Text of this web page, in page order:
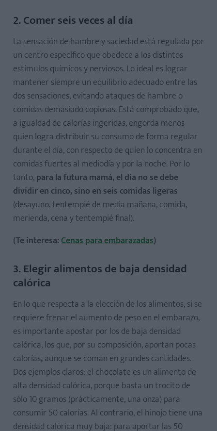
2. Comer seis veces al día
La sensación de hambre y saciedad está regulada por
un centro específico que obedece a los distintos
estímulos químicos y nerviosos. Lo ideal es lograr
mantener siempre un equilibrio adecuado entre las
dos sensaciones, evitando ataques de hambre o
comidas demasiado copiosas. Está comprobado que,
a igualdad de calorías ingeridas, engorda menos
quien logra distribuir su consumo de forma regular
durante el día, con respecto de quien lo concentra en
comidas fuertes al mediodía y por la noche. Por lo
tanto,para la futura mamá, el día no se debe
dividir en cinco, sino en seis comidas ligeras
(desayuno, tentempié de media mañana, comida,
merienda, cena y tentempié final).
(Te interesa:Cenas para embarazadas)
3. Elegir alimentos de baja densidad
calórica
En lo que respecta a la elección de los alimentos, si se
requiere frenar el aumento de peso en el embarazo,
es importante apostar por los de baja densidad
calórica, los que, por su composición, aportan pocas
calorías,aunque se coman en grandes cantidades.
Dos ejemplos claros: el chocolate es un alimento de
alta densidad calórica, porque basta un trocito de
sólo 10 gramos (prácticamente, una onza) para
consumir 50 calorías. Al contrario, el hinojo tiene una
densidad calórica muy baja: para aportar las 50